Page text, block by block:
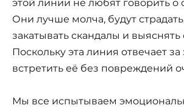
этой линии не любят говорить о
Они лучше молча, будут
закатывать скандалы и
Поскольку эта линия отвечает
встретить её без повреждений
Мы все испытываем